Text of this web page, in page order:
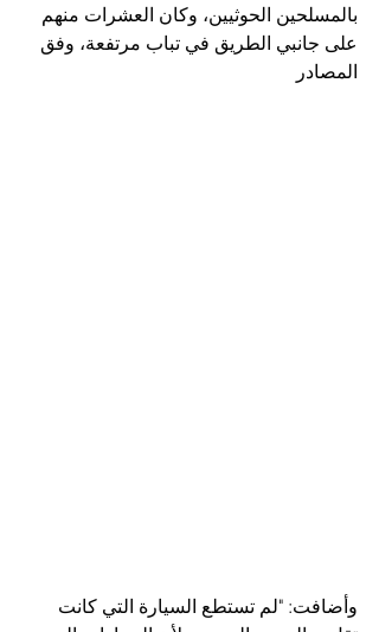
بالمسلحين الحوثيين، وكان العشرات منهم
على جانبي الطريق في تباب مرتفعة، وفق
المصادر
وأضافت: "لم تستطع السيارة التي كانت